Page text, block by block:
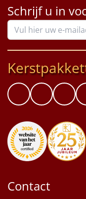
Schrijf u in
Contact